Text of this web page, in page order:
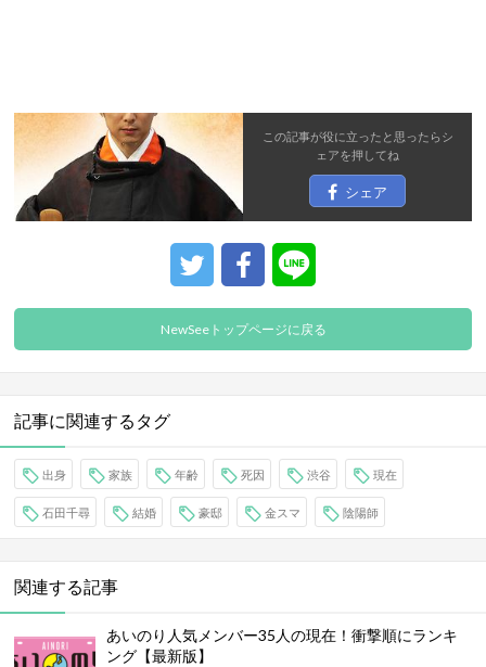
この記事が役に立ったと思ったらシ
ェアを押してね
シェア
NewSeeトップページに戻る
記事に関連するタグ
出身 家族 年齢 死因 渋谷 現在
石田千尋 結婚 豪邸 金スマ 陰陽師
関連する記事
あいのり人気メンバー35人の現在！衝撃順にランキ
ング【最新版】